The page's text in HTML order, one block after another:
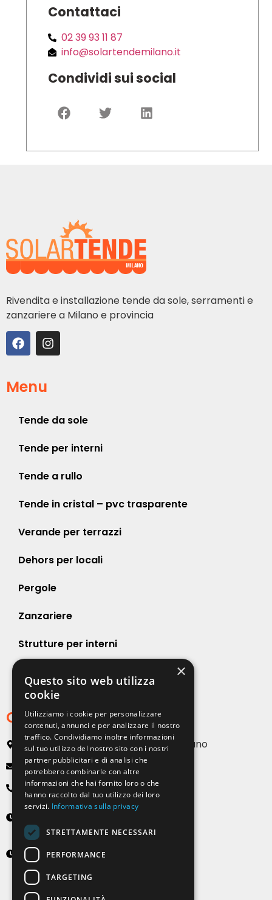
Contattaci
02 39 93 11 87
info@solartendemilano.it
Condividi sui social
Rivendita e installazione tende da sole, serramenti e
zanzariere a Milano e provincia
Menu
Tende da sole
Tende per interni
Tende a rullo
Tende in cristal – pvc trasparente
Verande per terrazzi
Dehors per locali
Pergole
Zanzariere
Strutture per interni
Contatti
Via Emilia, 13 20090 Buccinasco – Milano
info@solartendemilano.it
+ 39 0239 931 187
Lunedì-Venerdì
8:30 - 12:30 e 14:00 - 18:00
Sabato
9:00 - 12:00 (solo su appuntamento)
×
Questo sito web utilizza
cookie
Utilizziamo i cookie per personalizzare
contenuti, annunci e per analizzare il nostro
traffico. Condividiamo inoltre informazioni
sul tuo utilizzo del nostro sito con i nostri
partner pubblicitari e di analisi che
potrebbero combinarle con altre
informazioni che hai fornito loro o che
hanno raccolto dal tuo utilizzo dei loro
servizi. Informativa sulla privacy
STRETTAMENTE NECESSARI
PERFORMANCE
TARGETING